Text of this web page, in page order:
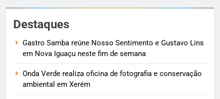
Destaques
Gastro Samba reúne Nosso Sentimento e Gustavo Lins
em Nova Iguaçu neste fim de semana
Onda Verde realiza oficina de fotografia e conservação
ambiental em Xerém